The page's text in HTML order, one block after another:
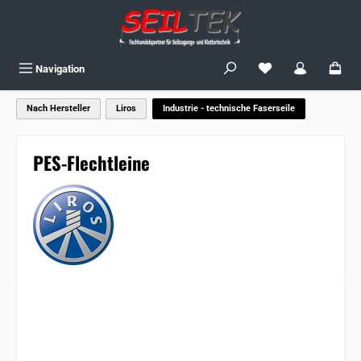
Navigation Du hast 0
Nach Hersteller Liros Industrie - technische Faserseile
PES-Flechtleine